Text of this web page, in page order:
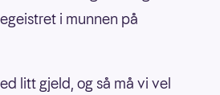
i munnen på
litt gjeld, og så må vi vel